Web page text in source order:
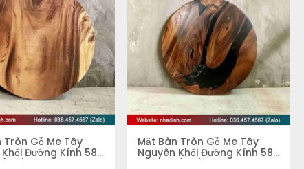
Tròn Gỗ Me Tây
Đường Kính 58
(cm)
Mặt Bàn Tròn Gỗ Me Tây
Nguyên Khối Đường Kính 58
Dày 4,2 (cm)